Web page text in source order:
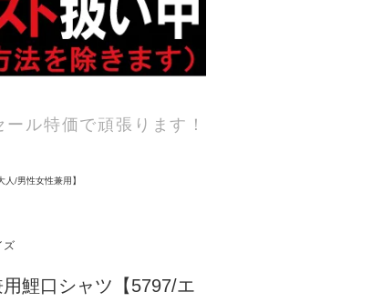
ル特価で頑張ります！
人/男性女性兼用】
ズ
鯉口シャツ【5797/エ